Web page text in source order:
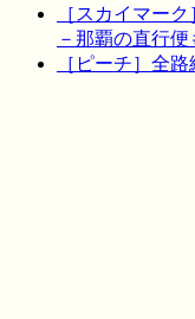
［スカイマー
－那覇の直行便
［ピーチ］全